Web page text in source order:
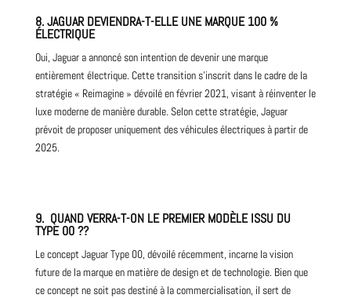
8. JAGUAR DEVIENDRA-T-ELLE UNE MARQUE 100 %
ÉLECTRIQUE
Oui, Jaguar a annoncé son intention de devenir une marque
entièrement électrique. Cette transition s’inscrit dans le cadre de la
stratégie « Reimagine » dévoilé en février 2021, visant à réinventer le
luxe moderne de manière durable. Selon cette stratégie, Jaguar
prévoit de proposer uniquement des véhicules électriques à partir de
2025.
9. QUAND VERRA-T-ON LE PREMIER MODÈLE ISSU DU
TYPE 00 ??
Le concept Jaguar Type 00, dévoilé récemment, incarne la vision
future de la marque en matière de design et de technologie. Bien que
ce concept ne soit pas destiné à la commercialisation, il sert de